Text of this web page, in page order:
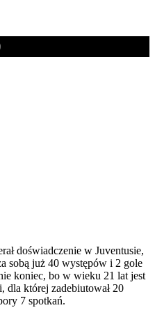
Play
doświadczenie w Juventusie,
sobą już 40 występów i 2 gole
koniec, bo w wieku 21 lat jest
dla której zadebiutował 20
7 spotkań.